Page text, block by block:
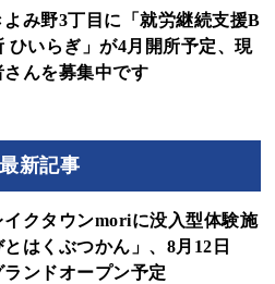
よみ野3丁目に「就労継続支援B
ひいらぎ」が4月開所予定、現
さんを募集中です
新記事
イクタウンmoriに没入型体験施
はくぶつかん」、8月12日
ランドオープン予定